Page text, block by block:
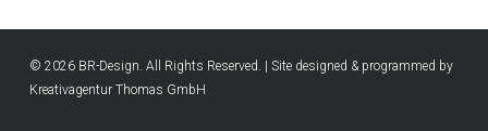
© 2026 BR-Design. All Rights Reserved. | Site designed & programmed by
Kreativagentur Thomas GmbH